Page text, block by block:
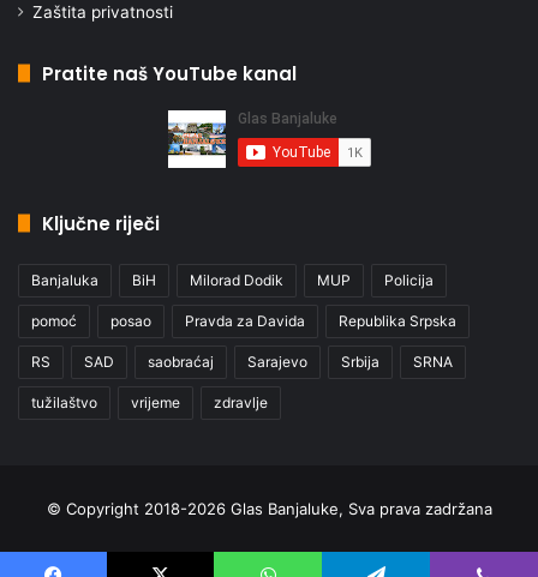
Zaštita privatnosti
Pratite naš YouTube kanal
Ključne riječi
Banjaluka BiH Milorad Dodik MUP Policija
pomoć posao Pravda za Davida Republika Srpska
RS SAD saobraćaj Sarajevo Srbija SRNA
tužilaštvo vrijeme zdravlje
© Copyright 2018-2026 Glas Banjaluke, Sva prava zadržana